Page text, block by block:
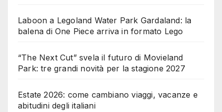
Laboon a Legoland Water Park Gardaland: la
balena di One Piece arriva in formato Lego
“The Next Cut” svela il futuro di Movieland
Park: tre grandi novità per la stagione 2027
Estate 2026: come cambiano viaggi, vacanze e
abitudini degli italiani